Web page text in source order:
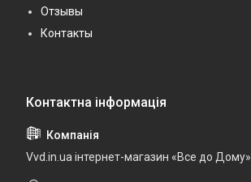
Отзывы
Контакты
Vvd.in.ua інтернет-магазин «Все до Дому»